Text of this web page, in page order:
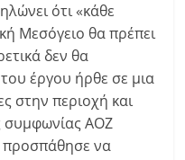
ότι «κάθε
Μεσόγειο θα πρέπει
δεν θα
έργου ήρθε σε μια
στην περιοχή και
συμφωνίας ΑΟΖ
προσπάθησε να